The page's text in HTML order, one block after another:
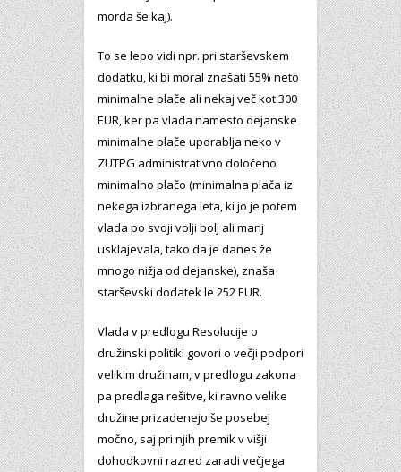
morda še kaj).
To se lepo vidi npr. pri starševskem
dodatku, ki bi moral znašati 55% neto
minimalne plače ali nekaj več kot 300
EUR, ker pa vlada namesto dejanske
minimalne plače uporablja neko v
ZUTPG administrativno določeno
minimalno plačo (minimalna plača iz
nekega izbranega leta, ki jo je potem
vlada po svoji volji bolj ali manj
usklajevala, tako da je danes že
mnogo nižja od dejanske), znaša
starševski dodatek le 252 EUR.
Vlada v predlogu Resolucije o
družinski politiki govori o večji podpori
velikim družinam, v predlogu zakona
pa predlaga rešitve, ki ravno velike
družine prizadenejo še posebej
močno, saj pri njih premik v višji
dohodkovni razred zaradi večjega